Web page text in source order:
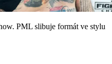
PML slibuje formát ve stylu